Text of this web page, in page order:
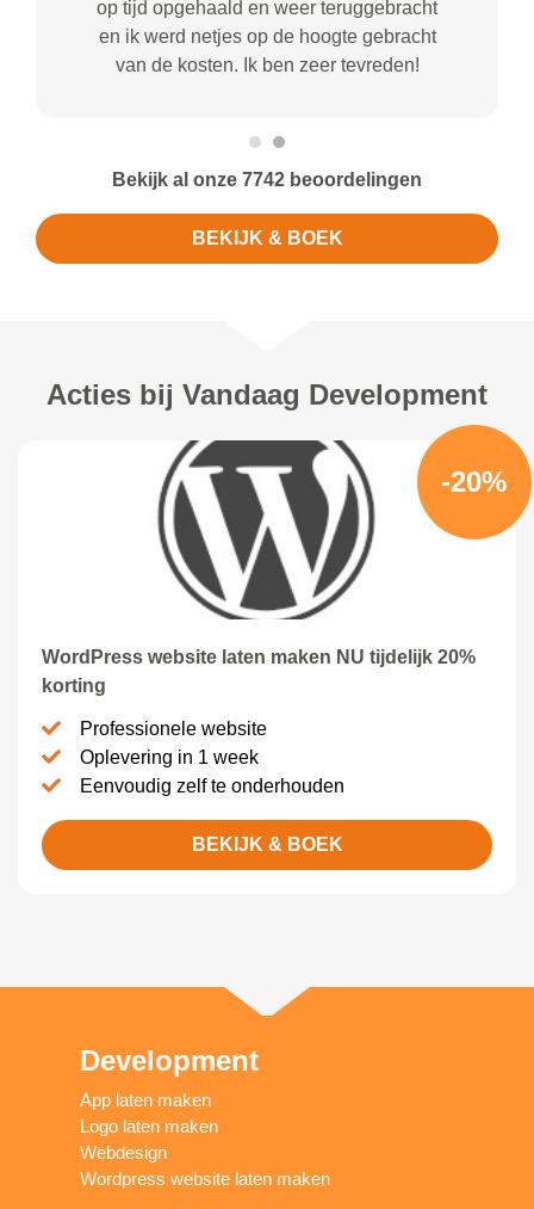
op tijd opgehaald en weer teruggebracht
en ik werd netjes op de hoogte gebracht
van de kosten. Ik ben zeer tevreden!
Bekijk al onze 7742 beoordelingen
BEKIJK & BOEK
Acties bij Vandaag Development
-20%
WordPress website laten maken NU tijdelijk 20%
korting
Professionele website
Oplevering in 1 week
Eenvoudig zelf te onderhouden
BEKIJK & BOEK
Development
App laten maken
Logo laten maken
Webdesign
Wordpress website laten maken